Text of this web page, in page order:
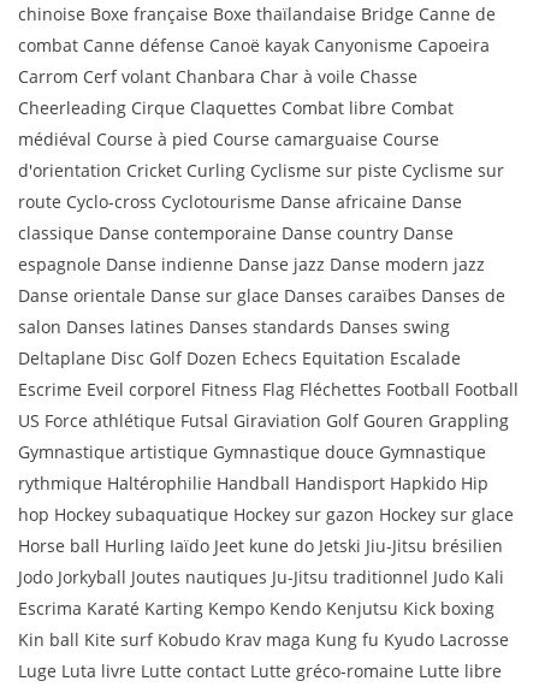
chinoise Boxe française Boxe thaïlandaise Bridge Canne de
combat Canne défense Canoë kayak Canyonisme Capoeira
Carrom Cerf volant Chanbara Char à voile Chasse
Cheerleading Cirque Claquettes Combat libre Combat
médiéval Course à pied Course camarguaise Course
d'orientation Cricket Curling Cyclisme sur piste Cyclisme sur
route Cyclo-cross Cyclotourisme Danse africaine Danse
classique Danse contemporaine Danse country Danse
espagnole Danse indienne Danse jazz Danse modern jazz
Danse orientale Danse sur glace Danses caraïbes Danses de
salon Danses latines Danses standards Danses swing
Deltaplane Disc Golf Dozen Echecs Equitation Escalade
Escrime Eveil corporel Fitness Flag Fléchettes Football Football
US Force athlétique Futsal Giraviation Golf Gouren Grappling
Gymnastique artistique Gymnastique douce Gymnastique
rythmique Haltérophilie Handball Handisport Hapkido Hip
hop Hockey subaquatique Hockey sur gazon Hockey sur glace
Horse ball Hurling Iaïdo Jeet kune do Jetski Jiu-Jitsu brésilien
Jodo Jorkyball Joutes nautiques Ju-Jitsu traditionnel Judo Kali
Escrima Karaté Karting Kempo Kendo Kenjutsu Kick boxing
Kin ball Kite surf Kobudo Krav maga Kung fu Kyudo Lacrosse
Luge Luta livre Lutte contact Lutte gréco-romaine Lutte libre